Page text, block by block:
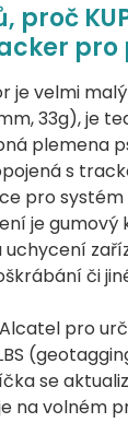
proč
je velmi
33g), je
plemena
s
pro systém
je gumový
uchycení
či
pro
se
na volném